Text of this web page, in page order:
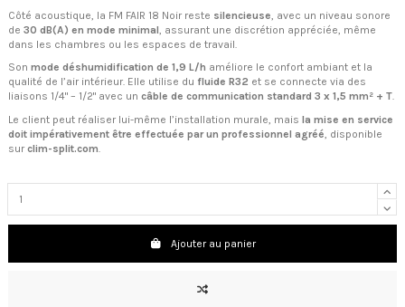
Côté acoustique, la FM FAIR 18 Noir reste silencieuse , avec un niveau sonore
de 30 dB(A) en mode minimal , assurant une discrétion appréciée, même
dans les chambres ou les espaces de travail.
Son mode déshumidification de 1,9 L/h améliore le confort ambiant et la
qualité de l’air intérieur. Elle utilise du fluide R32 et se connecte via des
liaisons 1/4" – 1/2" avec un câble de communication standard 3 x 1,5 mm² + T.
Le client peut réaliser lui-même l’installation murale, mais la mise en service
doit impérativement être effectuée par un professionnel agréé, disponible
sur clim-split.com.
Ajouter au panier